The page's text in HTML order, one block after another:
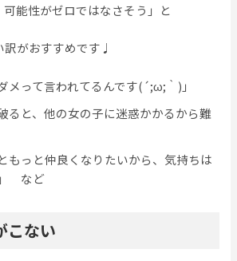
可能性がゼロではなさそう」と
がおすすめです♩
メって言われてるんです(´;ω;｀)」
ると、他の女の子に迷惑かかるから難
もっと仲良くなりたいから、気持ちは
など
こない